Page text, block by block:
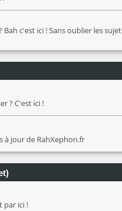
c'est ici ! Sans oublier les
? C'est ici !
à jour de RahXephon.fr
par ici !